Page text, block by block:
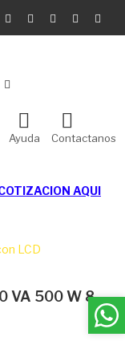
Ayuda Contactanos
AQUI
LCD
VA 500 W 8